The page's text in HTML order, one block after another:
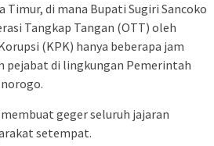
Timur, di mana Bupati Sugiri Sancoko
Tangkap Tangan (OTT) oleh
(KPK) hanya beberapa jam
pejabat di lingkungan Pemerintah
geger seluruh jajaran
setempat.